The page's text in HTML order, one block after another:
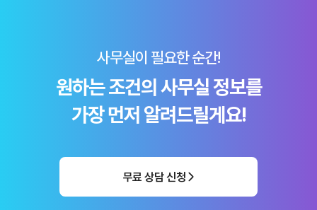
사무실이 필요한 순간!
원하는 조건의 사무실 정보를
가장 먼저 알려드릴게요!
무료 상담 신청